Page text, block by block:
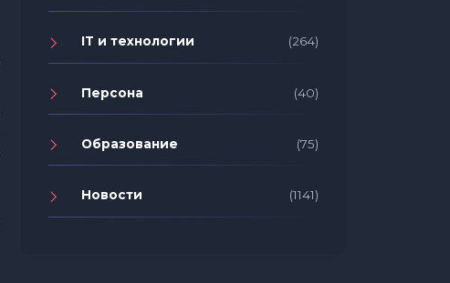
IT и технологии (264)
Персона (40)
Образование (75)
Новости (1141)